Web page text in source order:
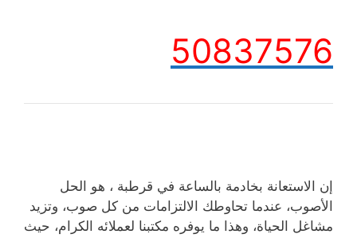
50837576
إن الاستعانة بخادمة بالساعة في قرطبة ، هو الحل
الأصوب، عندما تحاوطك الالتزامات من كل صوب، وتزيد
مشاغل الحياة، وهذا ما يوفره مكتبنا لعملائه الكرام، حيث